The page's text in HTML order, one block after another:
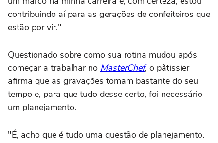
contribuindo aí para as gerações de confeiteiros que
estão por vir."
Questionado sobre como sua rotina mudou após
começar a trabalhar no MasterChef, o pâtissier
afirma que as gravações tomam bastante do seu
tempo e, para que tudo desse certo, foi necessário
um planejamento.
"É, acho que é tudo uma questão de planejamento.